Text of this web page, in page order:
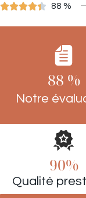
 88 %
88 %
Notre
90%
Qualité